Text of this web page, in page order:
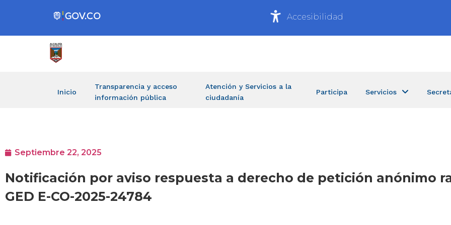
Accesibilidad
Inicio
Transparencia y acceso
información pública
Atención y Servicios a la
ciudadanía
Participa Servicios
Septiembre 22, 2025
Notificación por aviso respuesta a derecho de petición anónimo
GED E-CO-2025-24784